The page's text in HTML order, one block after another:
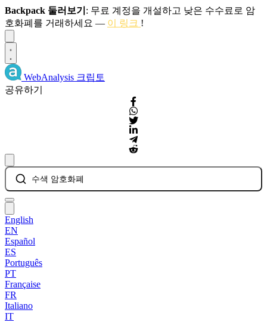
Backpack 둘러보기 : 무료 계정을 개설하고 낮은 수수료로 암
호화폐를 거래하세요 — 이 링크 !
WebAnalysis 크립토
공유하기
수색 암호화폐
English
EN
Español
ES
Português
PT
Française
FR
Italiano
IT